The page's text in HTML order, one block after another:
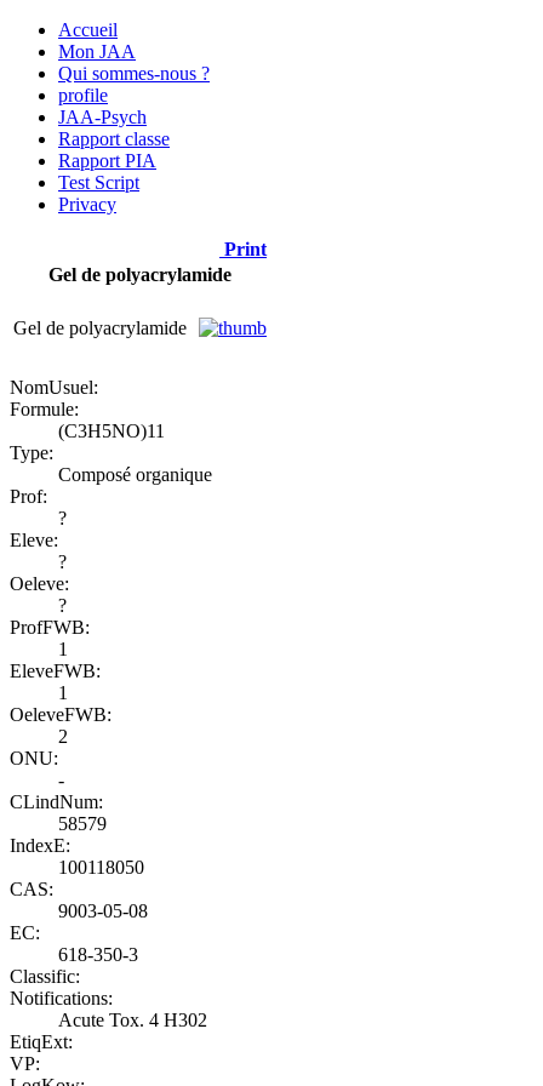
Accueil
Mon JAA
Qui sommes-nous ?
profile
JAA-Psych
Rapport classe
Rapport PIA
Test Script
Privacy
Print
Gel de polyacrylamide
Gel de polyacrylamide
NomUsuel:
Formule:
(C3H5NO)11
Type:
Composé organique
Prof:
?
Eleve:
?
Oeleve:
?
ProfFWB:
1
EleveFWB:
1
OeleveFWB:
2
ONU:
-
CLindNum:
58579
IndexE:
100118050
CAS:
9003-05-08
EC:
618-350-3
Classific:
Notifications:
Acute Tox. 4 H302
EtiqExt:
VP: